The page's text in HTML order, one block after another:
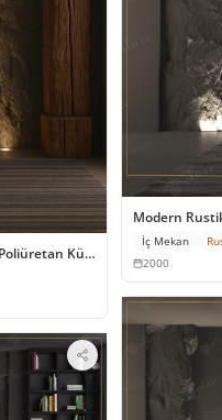
Kütük ve Taş Doku
Modern
İç Mekan
2000